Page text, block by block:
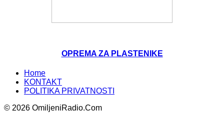
OPREMA ZA PLASTENIKE
Home
KONTAKT
POLITIKA PRIVATNOSTI
© 2026 OmiljeniRadio.Com